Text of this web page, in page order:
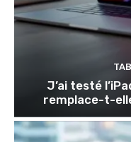
J’ai testé
remplace-t-